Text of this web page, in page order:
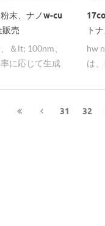
末、ナノw-cu
販売
＆lt; 100nm、
に応じて生成
ト
hw
は
ト
31 32